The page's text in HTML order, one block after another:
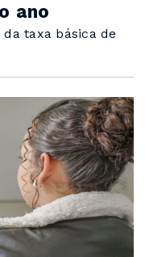
ano
taxa básica de